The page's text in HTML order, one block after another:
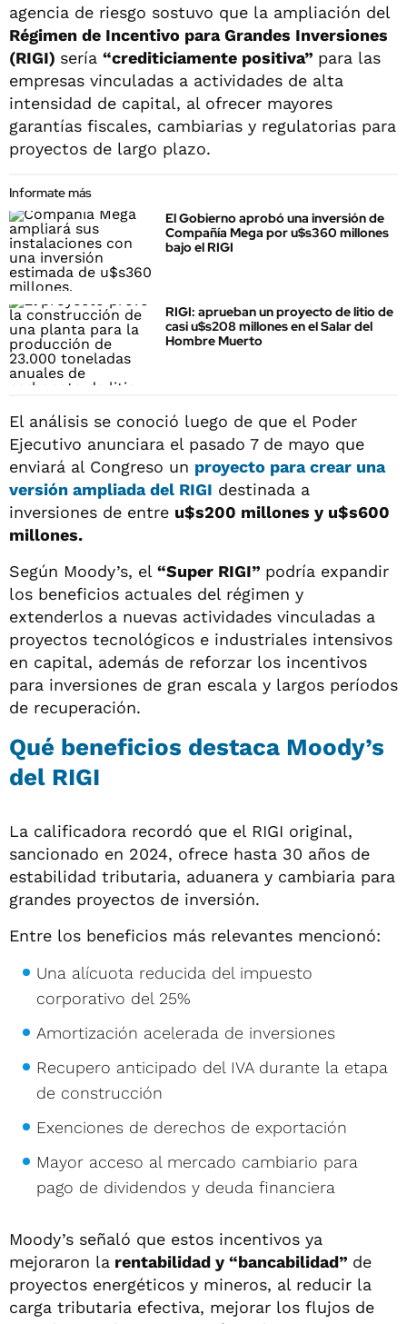
agencia de riesgo sostuvo que la ampliación del
Régimen de Incentivo para Grandes Inversiones
(RIGI) sería “crediticiamente positiva” para las
empresas vinculadas a actividades de alta
intensidad de capital, al ofrecer mayores
garantías fiscales, cambiarias y regulatorias para
proyectos de largo plazo.
Informate más
El Gobierno aprobó una inversión de
Compañía Mega por u$s360 millones
bajo el RIGI
RIGI: aprueban un proyecto de litio de
casi u$s208 millones en el Salar del
Hombre Muerto
El análisis se conoció luego de que el Poder
Ejecutivo anunciara el pasado 7 de mayo que
enviará al Congreso un proyecto para crear una
versión ampliada del RIGI destinada a
inversiones de entre u$s200 millones y u$s600
millones.
Según Moody’s, el “Super RIGI” podría expandir
los beneficios actuales del régimen y
extenderlos a nuevas actividades vinculadas a
proyectos tecnológicos e industriales intensivos
en capital, además de reforzar los incentivos
para inversiones de gran escala y largos períodos
de recuperación.
Qué beneficios destaca Moody’s
del RIGI
La calificadora recordó que el RIGI original,
sancionado en 2024, ofrece hasta 30 años de
estabilidad tributaria, aduanera y cambiaria para
grandes proyectos de inversión.
Entre los beneficios más relevantes mencionó:
Una alícuota reducida del impuesto
corporativo del 25%
Amortización acelerada de inversiones
Recupero anticipado del IVA durante la etapa
de construcción
Exenciones de derechos de exportación
Mayor acceso al mercado cambiario para
pago de dividendos y deuda financiera
Moody’s señaló que estos incentivos ya
mejoraron la rentabilidad y “bancabilidad” de
proyectos energéticos y mineros, al reducir la
carga tributaria efectiva, mejorar los flujos de